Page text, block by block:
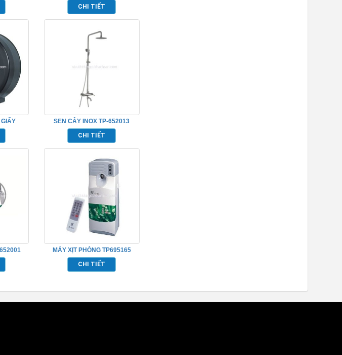
CHI TIẾT
SEN CÂY INOX TP-652013
CHI TIẾT
MÁY XỊT PHÒNG TP695165
CHI TIẾT